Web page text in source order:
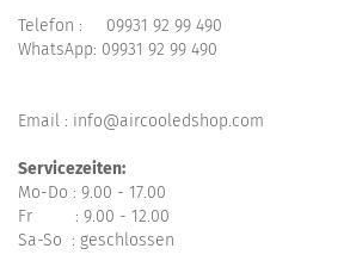
Telefon : 09931 92 99 490
WhatsApp: 09931 92 99 490
Email : info@aircooledshop.com
Servicezeiten:
Mo-Do : 9.00 - 17.00
Fr : 9.00 - 12.00
Sa-So : geschlossen